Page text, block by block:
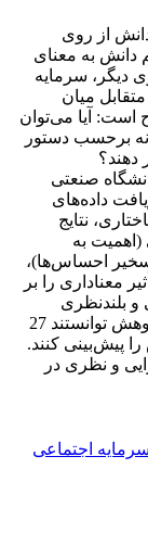
از روی
دانش به معنای
دیگر، سرمایه
میان
است: آیا می‌توان
(نه برحسب دستور
دهند؟
کارکنان دانشگاه صنعتی
داده‌های
نتایج
به
احساس‌ها)،
معناداری را بر
و بلندنظری
معنادار نیست. ابعاد سرمایه اجتماعی در این پژوهش توانستند 27
پیش‌بینی کنند.
و نظری در
سرمایه اجتماعی